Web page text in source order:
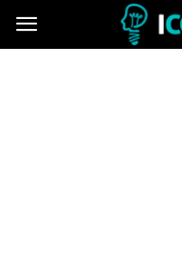
icotam.pl